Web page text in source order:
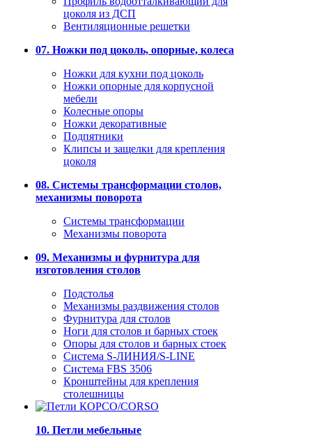
цоколя из ДСП
Вентиляционные решетки
07. Ножки под цоколь, опорные, колеса
Ножки для кухни под цоколь
Ножки опорные для корпусной
мебели
Колесные опоры
Ножки декоративные
Подпятники
Клипсы и защелки для крепления
цоколя
08. Системы трансформации столов,
механизмы поворота
Системы трансформации
Механизмы поворота
09. Механизмы и фурнитура для
изготовления столов
Подстолья
Механизмы раздвижения столов
Фурнитура для столов
Ноги для столов и барных стоек
Опоры для столов и барных стоек
Система S-ЛИНИЯ/S-LINE
Система FBS 3506
Кронштейны для крепления
столешницы
10. Петли мебельные